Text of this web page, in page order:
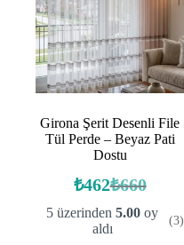
Girona Şerit Desenli File
Tül Perde – Beyaz Pati
Dostu
₺660
Orijinal
fiyat:
₺660.
₺462Şu
andaki
fiyat:
5 üzerinden5.00 oy
aldı
(3)